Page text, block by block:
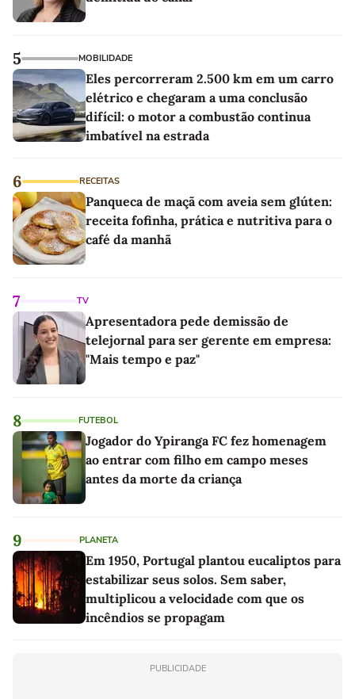
5 MOBILIDADE
Eles percorreram 2.500 km em um carro
elétrico e chegaram a uma conclusão
difícil: o motor a combustão continua
imbatível na estrada
6 RECEITAS
Panqueca de maçã com aveia sem glúten:
receita fofinha, prática e nutritiva para o
café da manhã
7 TV
Apresentadora pede demissão de
telejornal para ser gerente em empresa:
"Mais tempo e paz"
8 FUTEBOL
Jogador do Ypiranga FC fez homenagem
ao entrar com filho em campo meses
antes da morte da criança
9 PLANETA
Em 1950, Portugal plantou eucaliptos para
estabilizar seus solos. Sem saber,
multiplicou a velocidade com que os
incêndios se propagam
PUBLICIDADE